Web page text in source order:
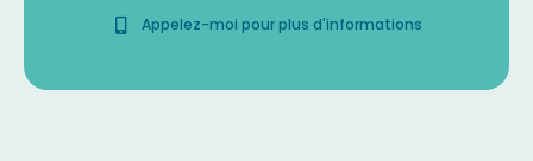
Appelez-moi pour plus d'informations